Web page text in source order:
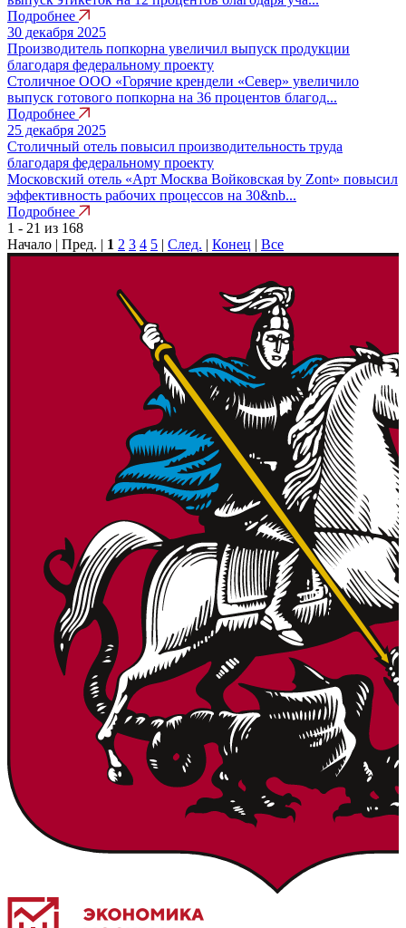
Подробнее
30 декабря 2025
Производитель попкорна увеличил выпуск продукции
благодаря федеральному проекту
Столичное ООО «Горячие крендели «Север» увеличило
выпуск готового попкорна на 36 процентов благод...
Подробнее
25 декабря 2025
Столичный отель повысил производительность труда
благодаря федеральному проекту
Московский отель «Арт Москва Войковская by Zont» повысил
эффективность рабочих процессов на 30&nb...
Подробнее
1 - 21 из 168
Начало | Пред. | 1 2 3 4 5 | След. | Конец | Все